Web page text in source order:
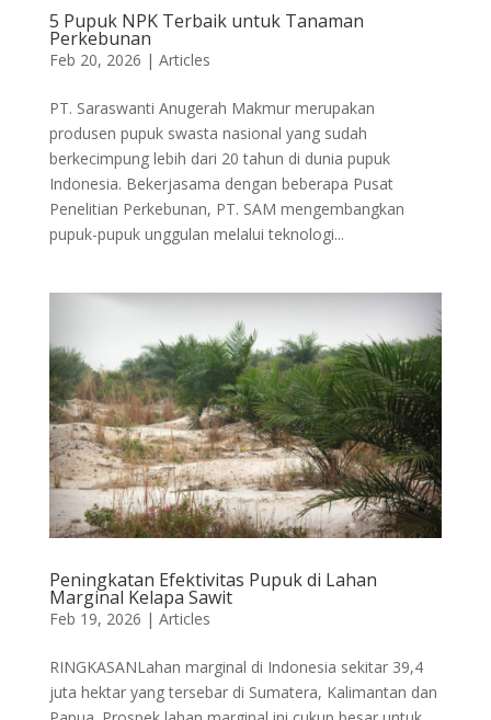
5 Pupuk NPK Terbaik untuk Tanaman
Perkebunan
Feb 20, 2026 | Articles
PT. Saraswanti Anugerah Makmur merupakan
produsen pupuk swasta nasional yang sudah
berkecimpung lebih dari 20 tahun di dunia pupuk
Indonesia. Bekerjasama dengan beberapa Pusat
Penelitian Perkebunan, PT. SAM mengembangkan
pupuk-pupuk unggulan melalui teknologi...
Peningkatan Efektivitas Pupuk di Lahan
Marginal Kelapa Sawit
Feb 19, 2026 | Articles
RINGKASANLahan marginal di Indonesia sekitar 39,4
juta hektar yang tersebar di Sumatera, Kalimantan dan